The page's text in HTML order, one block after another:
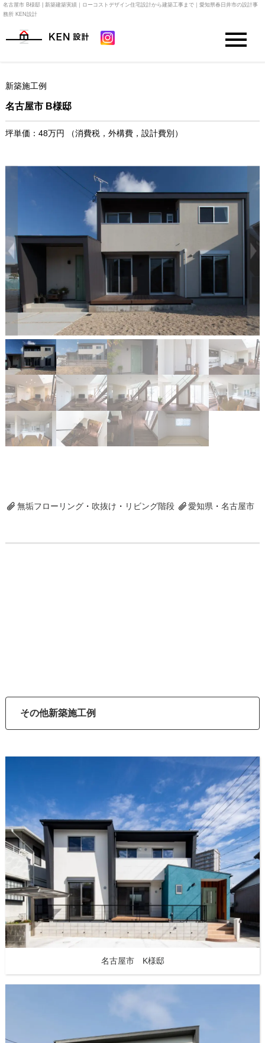
名古屋市 B様邸 | 新築建築実績｜ローコストデザイン住宅設計から建築工事まで｜愛知県春日井市の設計事
務所 KEN設計
新築施工例
名古屋市 B様邸
坪単価：48万円 （消費税，外構費，設計費別）
無垢フローリング・ 吹抜け ・ リビング階段 愛知県 ・名古屋市
その他新築施工例
名古屋市 K様邸